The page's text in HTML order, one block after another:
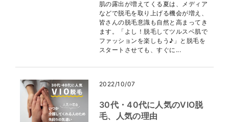
肌の露出が増えてくる夏は、メディア
などで脱毛を取り上げる機会が増え、
皆さんの脱毛意識も自然と高まってき
ます。「よし！脱毛してツルスベ肌で
ファッションを楽しもう♪」と脱毛を
スタートさせても、すぐに...
2022/10/07
30代・40代に人気のVIO脱
毛、人気の理由